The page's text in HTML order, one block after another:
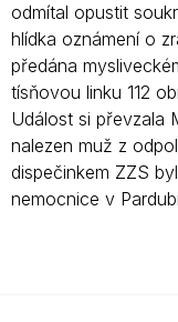
odmítal opustit
hlídka oznámení o
předána
tísňovou linku 112
Událost si převzala
nalezen muž z
dispečinkem ZZS
nemocnice v